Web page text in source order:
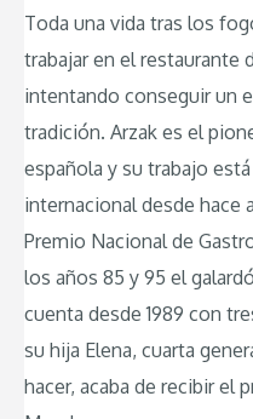
Toda una vida tras los
trabajar en el restaurante
intentando conseguir un
tradición. Arzak es el
española y su trabajo
internacional desde hace
Premio Nacional de
los años 85 y 95 el
cuenta desde 1989 con
su hija Elena, cuarta
hacer, acaba de recibir el